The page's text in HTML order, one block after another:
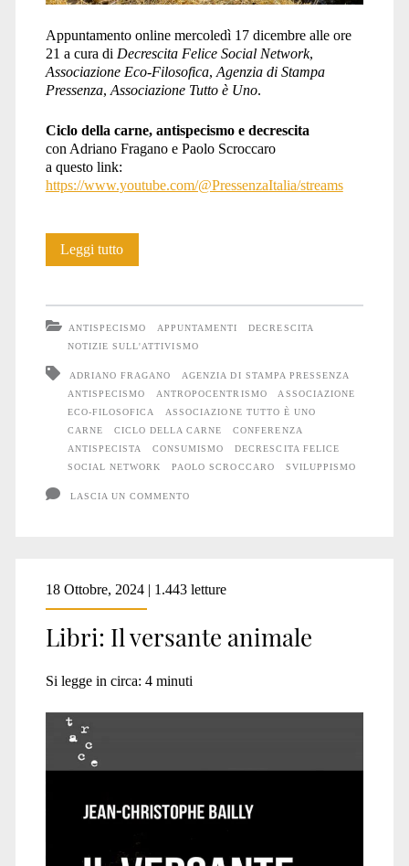
Appuntamento online mercoledì 17 dicembre alle ore
21 a cura di Decrescita Felice Social Network,
Associazione Eco-Filosofica, Agenzia di Stampa
Pressenza, Associazione Tutto è Uno.
Ciclo della carne, antispecismo e decrescita
con Adriano Fragano e Paolo Scroccaro
a questo link:
https://www.youtube.com/@PressenzaItalia/streams
Leggi tuttoCiclo
antispecismo
e
decrescita.
Incontro
ANTISPECISMO APPUNTAMENTI
DECRESCITA
NOTIZIE SULL'ATTIVISMO
ADRIANO FRAGANO
AGENZIA DI STAMPA PRESSENZA
ANTISPECISMO
ANTROPOCENTRISMO
ASSOCIAZIONE
ECO-FILOSOFICA
ASSOCIAZIONE TUTTO È UNO
CARNE
CICLO DELLA CARNE
CONFERENZA
ANTISPECISTA
CONSUMISMO
DECRESCITA FELICE
SOCIAL NETWORK
PAOLO SCROCCARO SVILUPPISMO
LASCIA UN COMMENTO
18 Ottobre, 2024 | 1.443 letture
Libri: Il versante animale
Si legge in circa: 4 minuti